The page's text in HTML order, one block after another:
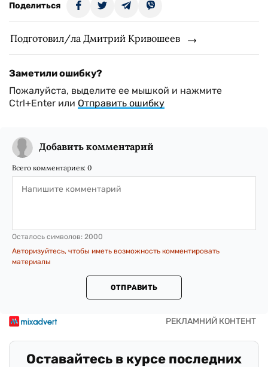
Поделиться
Подготовил/ла Дмитрий Кривошеев
Заметили ошибку?
Пожалуйста, выделите ее мышкой и нажмите
Ctrl+Enter или Отправить ошибку
Добавить комментарий
Всего комментариев: 0
Осталось символов: 2000
Авторизуйтесь, чтобы иметь возможность комментировать
материалы
ОТПРАВИТЬ
Оставайтесь в курсе последних